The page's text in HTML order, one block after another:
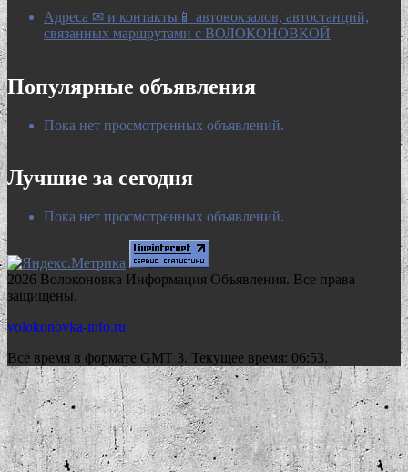
Адреса ✉ и контакты📱 автовокзалов, автостанций,
связанных маршрутами с ВОЛОКОНОВКОЙ
Популярные объявления
Пока нет просмотренных объявлений.
Лучшие за сегодня
Пока нет просмотренных объявлений.
2026 Волоконовка Информация Объявления. Все права
защищены.
volokonovka-info.ru
Всё время в формате GMT 3. Текущее время: 06:53.